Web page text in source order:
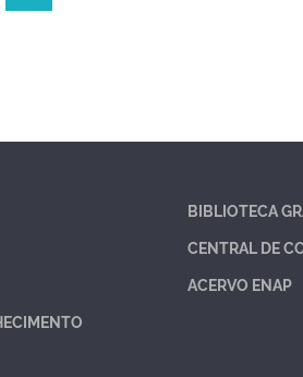
BIBLIOTECA
CENTRAL DE
ACERVO ENAP